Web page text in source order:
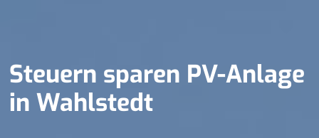
Steuern sparen PV-Anlage
in Wahlstedt